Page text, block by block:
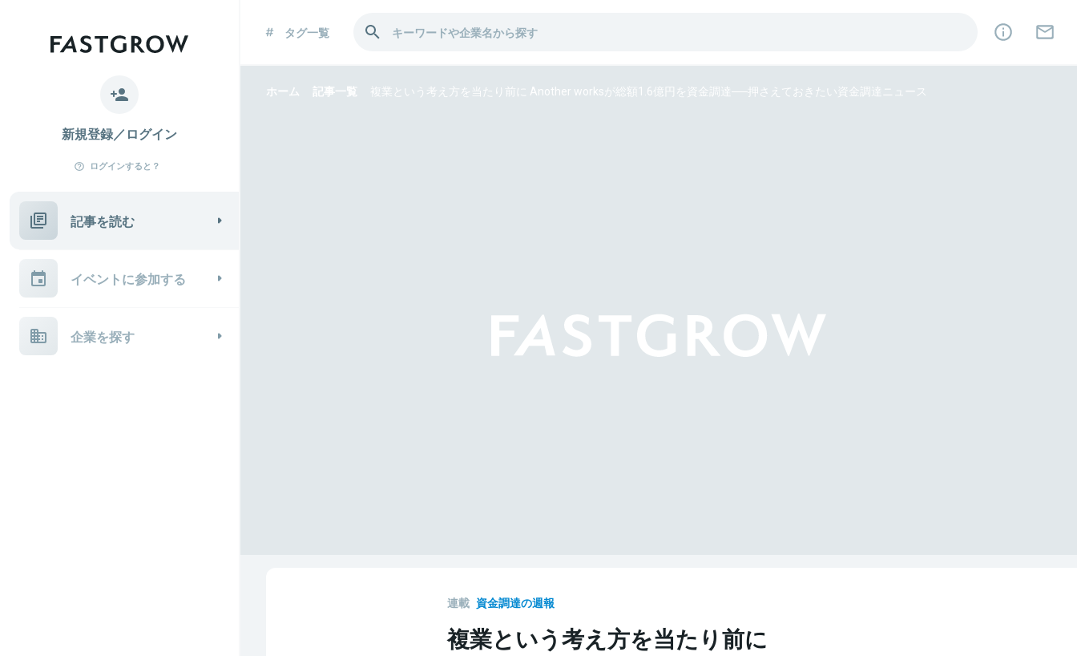
新規登録／ログイン
ログインすると？
記事を読む
イベントに参加する
企業を探す
タグ一覧
ホーム 記事一覧 複業という考え方を当たり前に Another worksが総額1.6億円を資金調達──押さえておきたい資金調達ニュース
連載 資金調達の週報
複業という考え方を当たり前に